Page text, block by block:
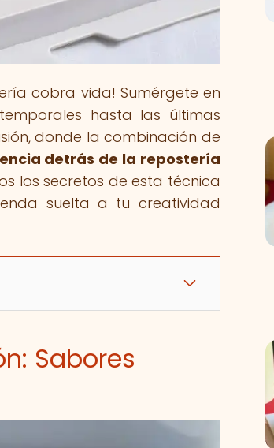
cobra vida! Sumérgete en
hasta las últimas
donde la combinación de
detrás de la repostería
los secretos de esta técnica
suelta a tu creatividad
Sabores